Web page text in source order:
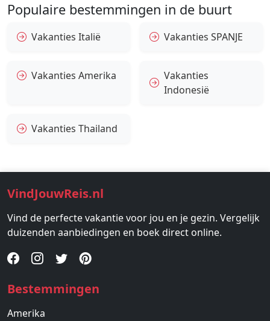
Populaire bestemmingen in de buurt
Vakanties Italië Vakanties SPANJE
Vakanties Amerika
Vakanties
Indonesië
Vakanties Thailand
VindJouwReis.nl
Vind de perfecte vakantie voor jou en je gezin. Vergelijk
duizenden aanbiedingen en boek direct online.
Bestemmingen
Amerika